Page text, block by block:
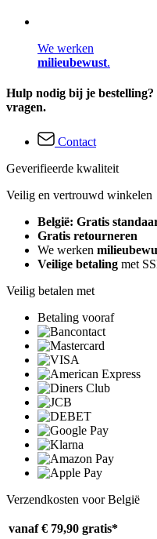
We werken
milieubewust.
Hulp nodig bij je
vragen.
Contact
Geverifieerde kwaliteit
Veilig en vertrouwd winkelen
België: Gratis
Gratis retourneren
We werken
Veilige betaling met
Veilig betalen met
Betaling vooraf
Verzendkosten voor België
vanaf € 79,90 gratis*